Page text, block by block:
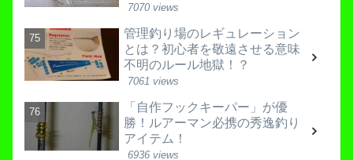
7070 views
管理釣り場のレギュレーション
とは？初心者を敬遠させる意味
不明のルール地獄！？
7061 views
「自作フックキーパー」が優
勝！ルアーマン必携の秀逸釣り
アイテム！
6936 views